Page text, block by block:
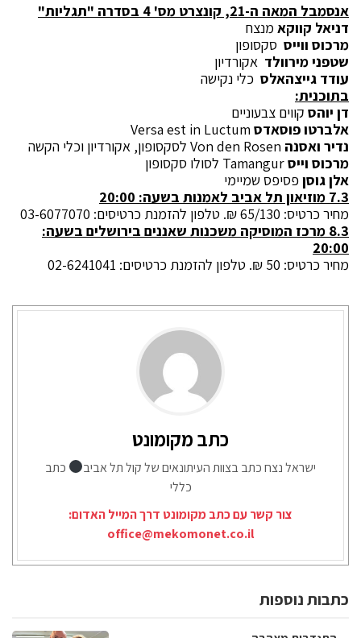
אנסמבל המאה ה-21, קונצרט מס' 4 בסדרה "תגליות"
דניאל קווקא מנצח
מרכוס ווייס סקסופון
שטפני מירוולד אקורדיון
עודד גייצהאלס כלי נקישה
בתוכנית:
דן יוהס קווים צבעוניים
אלברטו פוסאדס
נדיר ואסנה
מרכוס וייסTamangur לסולו סקסופון
אלן גוסןפסיפס שמיימי
7.3 מוזיאון תל אביב לאמנות בשעה: 20:00
מחיר כרטיס: 65/130 ₪. טלפון להזמנת כרטיסים: 03-6077070
8.3 מרכז המוסיקה משכנות שאננים בירושלים בשעה:
20:00
מחיר כרטיס: 50 ₪. טלפון להזמנת כרטיסים: 02-6241041
כתב מקומונט
ישראל נצח כתב בצוות העיתונאים של קול תל אביב
כתב
כללי
צור קשר עם כתב מקומונט דרך המייל האדום:
office@mekomonet.co.il
כתבות נוספות